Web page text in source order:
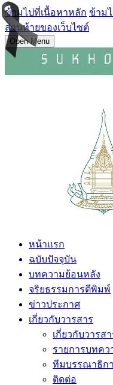
ข้ามไปที่เนื้อหาหลัก ข้าม
ส่วนท้ายของเว็บไซต์
Open Menu
หน้าแรก
ฉบับปัจจุบัน
บทความย้อนหลัง
จริยธรรมการตีพิมพ์
ข่าวประกาศ
เกี่ยวกับวารสาร
เกี่ยวกับวารสา
รายการบทคว
ทีมบรรณาธิก
ติดต่อ